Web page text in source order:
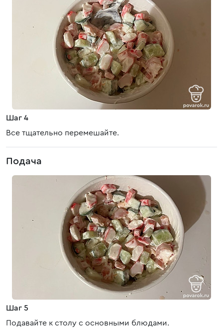
Шаг 4
Все тщательно перемешайте.
Подача
Шаг 5
Подавайте к столу с основными блюдами.